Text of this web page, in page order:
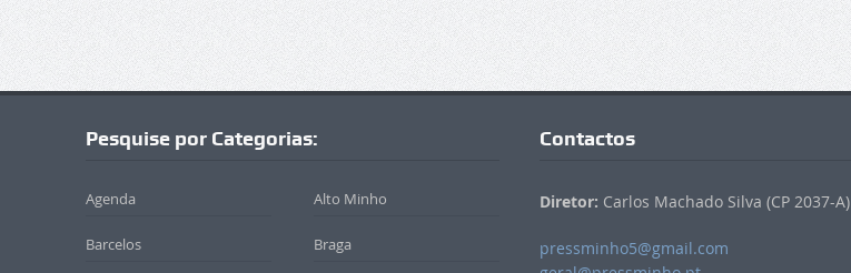
Pesquise por Categorias:
Agenda Alto Minho
Barcelos Braga
Contactos
Diretor: Carlos Machado Silva (CP 2037-A)
pressminho5@gmail.com